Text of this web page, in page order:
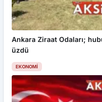
Ankara Ziraat Odaları;
üzdü
EKONOMI